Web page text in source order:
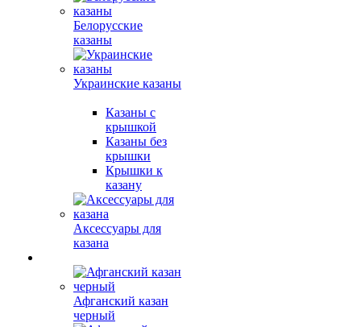
Белорусские
казаны
Украинские казаны
Казаны с
крышкой
Казаны без
крышки
Крышки к
казану
Аксессуары для
казана
Афганский казан
черный